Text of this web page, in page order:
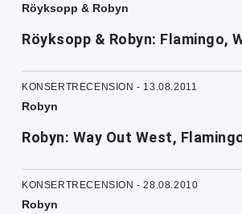
Röyksopp & Robyn
Röyksopp & Robyn: Flamingo,
KONSERTRECENSION - 13.08.2011
Robyn
Robyn: Way Out West,
KONSERTRECENSION - 28.08.2010
Robyn